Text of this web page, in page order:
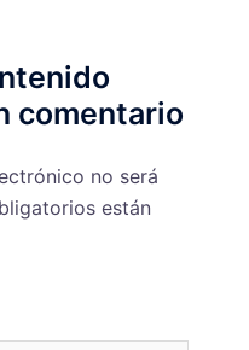
comentario
no será
están